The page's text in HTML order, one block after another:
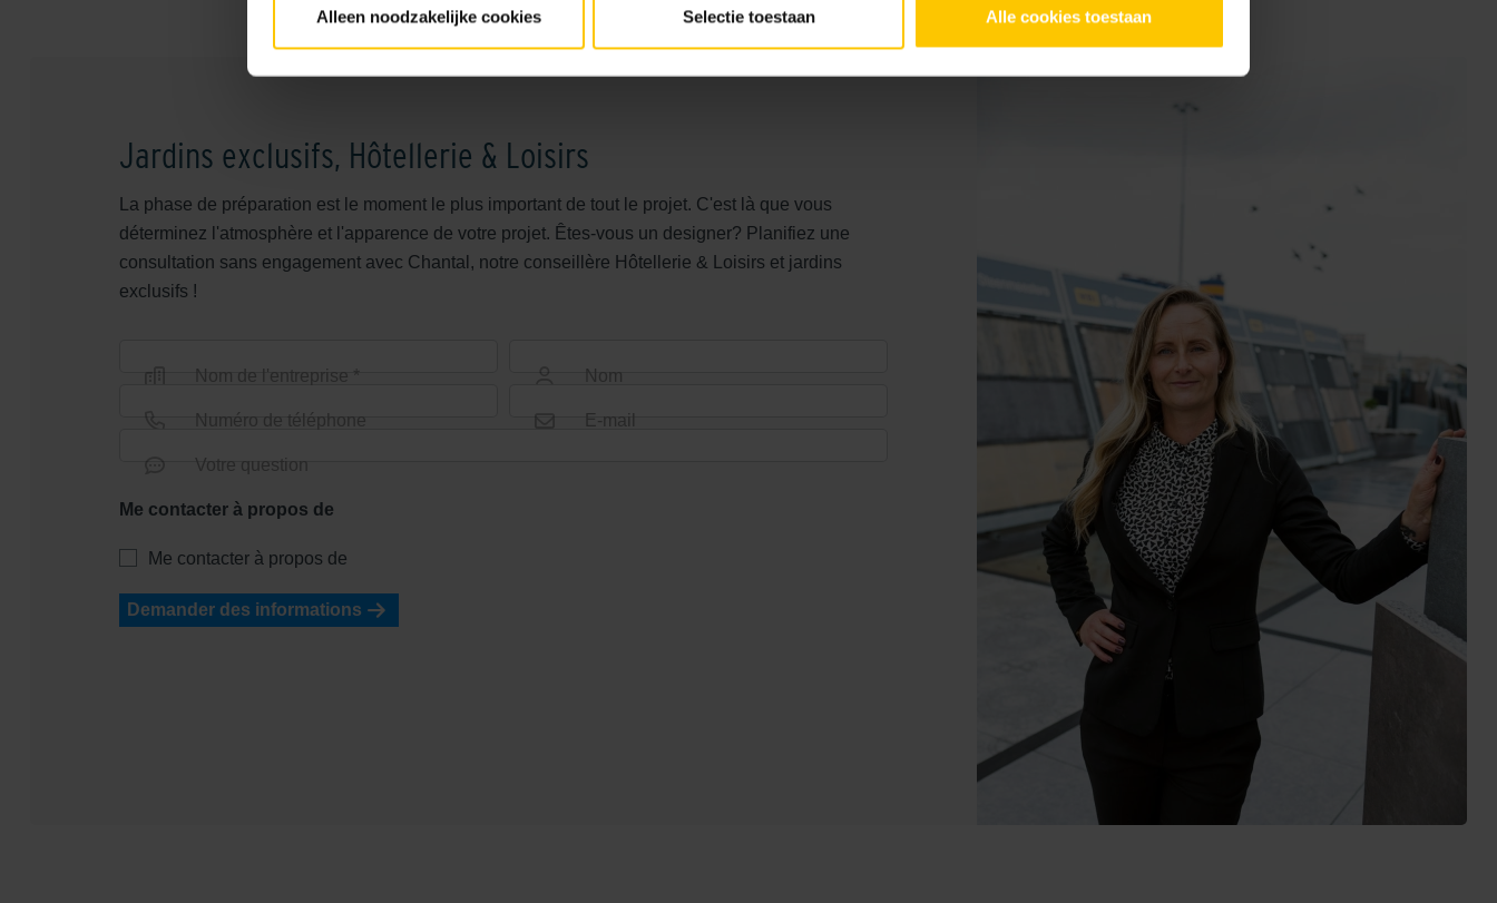
Alleen noodzakelijke cookies Selectie toestaan Alle cookies toestaan
Réalisation
2022
Localisation
Jardins exclusifs, Hôtellerie & Loisirs
La phase de préparation est le moment le plus important de tout le projet. C'est là que vous
déterminez l'atmosphère et l'apparence de votre projet. Êtes-vous un designer? Planifiez une
consultation sans engagement avec Chantal, notre conseillère Hôtellerie & Loisirs et jardins
exclusifs !
Nom de l'entreprise * Nom
Numéro de téléphone E-mail
Votre question
Me contacter à propos de
Me contacter à propos de
Demander des informations